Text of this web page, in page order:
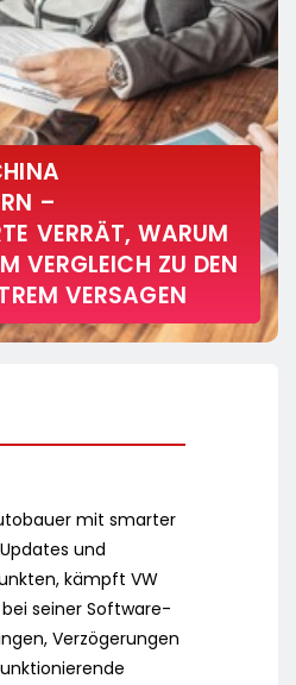
–
VERRÄT, WARUM
VERGLEICH ZU DEN
VERSAGEN
mit smarter
und
kämpft VW
seiner Software-
Verzögerungen